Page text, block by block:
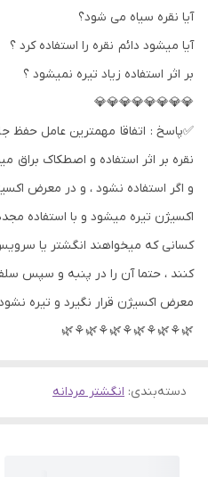
آیا نقره سیاه می شود؟
آیا میشود دائم نقره را استفاده کرد ؟
بر اثر استفاده زیاد تیره نمیشود ؟
💎💎💎💎💎💎💎💎
✅پاسخ : اتفاقا مهمترین عامل حفظ
نقره بر اثر استفاده و اصطکاک براق
و اگر استفاده نشود ، و در معرض
اکسیژن تیره میشود و با استفاده
کسانی که میخواهند انگشتر یا
کنند ، حتما آن را در پنبه و سپس
معرض اکسیژن قرار نگیرد و تیره
🌿⚘🌿⚘🌿⚘🌿⚘🌿⚘🌿
دسته‌بندی: انگشتر مردانه